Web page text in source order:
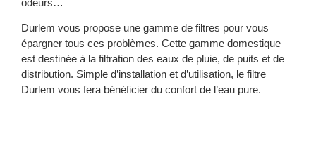
Durlem vous propose une gamme de filtres pour vous
épargner tous ces problèmes. Cette gamme domestique
est destinée à la filtration des eaux de pluie, de puits et de
distribution. Simple d’installation et d’utilisation, le filtre
Durlem vous fera bénéficier du confort de l’eau pure.